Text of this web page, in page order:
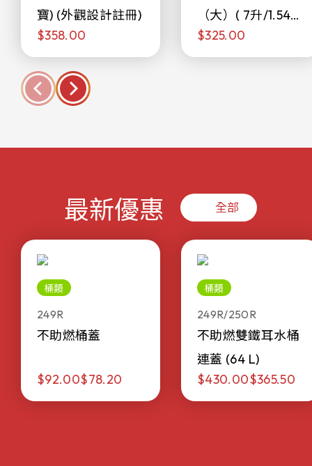
寶) (外觀設計註冊)
$358.00
（大）( 7升/1.54加
侖)
$325.00
最新優惠 全部
桶類
249R
不助燃桶蓋
$92.00$78.20
桶類
249R/250R
不助燃雙鐵耳水桶
連蓋 (64 L)
$430.00$365.50